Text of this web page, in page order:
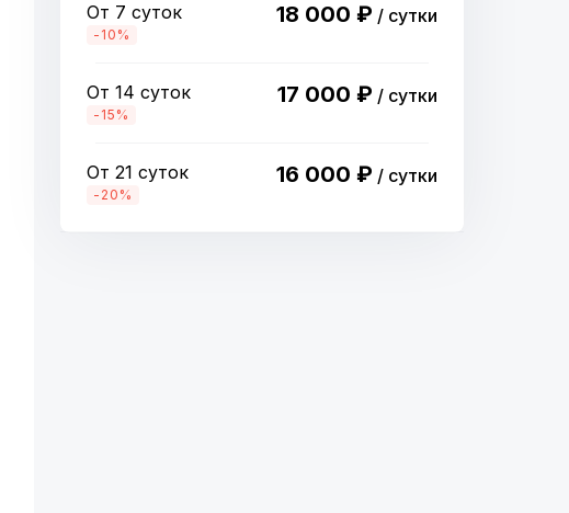
От 7 суток
-10%
18 000 ₽ / сутки
От 14 суток
-15%
17 000 ₽ / сутки
От 21 суток
-20%
16 000 ₽ / сутки